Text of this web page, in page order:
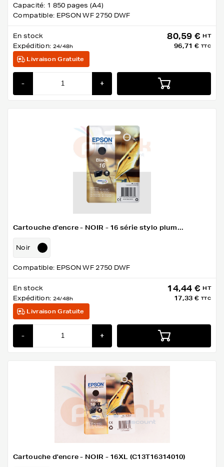
Capacité: 1 850 pages (A4)
Compatible: EPSON WF 2750 DWF
En stock
Expédition: 24/48h
80,59 € HT
96,71 € TTC
Livraison Gratuite
- +
Cartouche d'encre - NOIR - 16 série stylo plum...
Noir
Compatible: EPSON WF 2750 DWF
En stock
Expédition: 24/48h
14,44 € HT
17,33 € TTC
Livraison Gratuite
- +
Cartouche d'encre - NOIR - 16XL (C13T16314010)